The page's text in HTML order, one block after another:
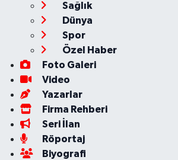
Sağlık
Dünya
Spor
Özel Haber
Foto Galeri
Video
Yazarlar
Firma Rehberi
Seri İlan
Röportaj
Biyografi